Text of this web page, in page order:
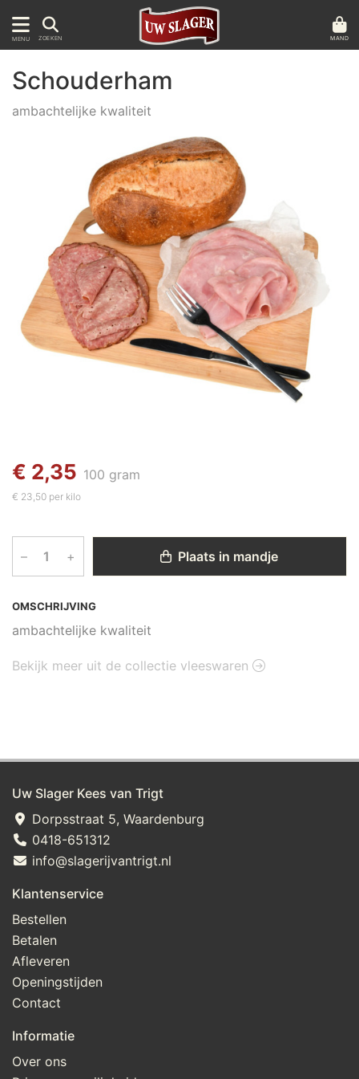
MENU ZOEKEN MAND
OMSCHRIJVING
ambachtelijke kwaliteit
Schouderham
ambachtelijke kwaliteit
€ 2,35 100 gram
€ 23,50 per kilo
– + Plaats in mandje
Bekijk meer uit de collectie vleeswaren
Uw Slager Kees van Trigt
Dorpsstraat 5, Waardenburg
0418-651312
info@slagerijvantrigt.nl
Klantenservice
Bestellen
Betalen
Afleveren
Openingstijden
Contact
Informatie
Over ons